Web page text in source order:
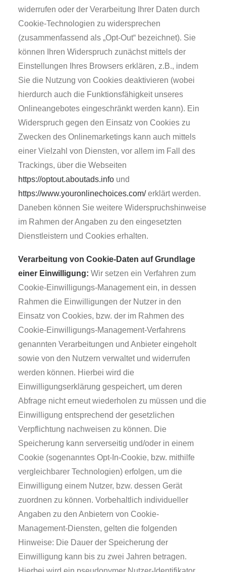
widerrufen oder der Verarbeitung Ihrer Daten durch
Cookie-Technologien zu widersprechen
(zusammenfassend als „Opt-Out“ bezeichnet). Sie
können Ihren Widerspruch zunächst mittels der
Einstellungen Ihres Browsers erklären, z.B., indem
Sie die Nutzung von Cookies deaktivieren (wobei
hierdurch auch die Funktionsfähigkeit unseres
Onlineangebotes eingeschränkt werden kann). Ein
Widerspruch gegen den Einsatz von Cookies zu
Zwecken des Onlinemarketings kann auch mittels
einer Vielzahl von Diensten, vor allem im Fall des
Trackings, über die Webseiten
https://optout.aboutads.info und
https://www.youronlinechoices.com/erklärt werden.
Daneben können Sie weitere Widerspruchshinweise
im Rahmen der Angaben zu den eingesetzten
Dienstleistern und Cookies erhalten.
Verarbeitung von Cookie-Daten auf Grundlage
einer Einwilligung: Wir setzen ein Verfahren zum
Cookie-Einwilligungs-Management ein, in dessen
Rahmen die Einwilligungen der Nutzer in den
Einsatz von Cookies, bzw. der im Rahmen des
Cookie-Einwilligungs-Management-Verfahrens
genannten Verarbeitungen und Anbieter eingeholt
sowie von den Nutzern verwaltet und widerrufen
werden können. Hierbei wird die
Einwilligungserklärung gespeichert, um deren
Abfrage nicht erneut wiederholen zu müssen und die
Einwilligung entsprechend der gesetzlichen
Verpflichtung nachweisen zu können. Die
Speicherung kann serverseitig und/oder in einem
Cookie (sogenanntes Opt-In-Cookie, bzw. mithilfe
vergleichbarer Technologien) erfolgen, um die
Einwilligung einem Nutzer, bzw. dessen Gerät
zuordnen zu können. Vorbehaltlich individueller
Angaben zu den Anbietern von Cookie-
Management-Diensten, gelten die folgenden
Hinweise: Die Dauer der Speicherung der
Einwilligung kann bis zu zwei Jahren betragen.